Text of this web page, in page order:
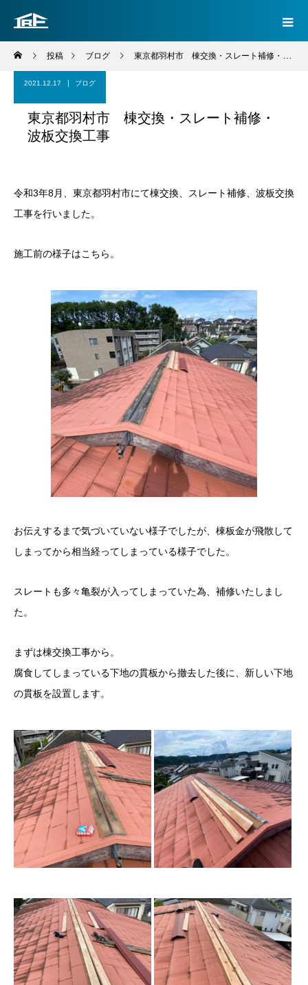
投稿 ブログ 東京都羽村市 棟交換・スレート補修・波板交換工事
2021.12.17 ブログ
東京都羽村市 棟交換・スレート補修・
波板交換工事
令和3年8月、東京都羽村市にて棟交換、スレート補修、波板交換
工事を行いました。
施工前の様子はこちら。
お伝えするまで気づいていない様子でしたが、棟板金が飛散して
しまってから相当経ってしまっている様子でした。
スレートも多々亀裂が入ってしまっていた為、補修いたしまし
た。
まずは棟交換工事から。
腐食してしまっている下地の貫板から撤去した後に、新しい下地
の貫板を設置します。